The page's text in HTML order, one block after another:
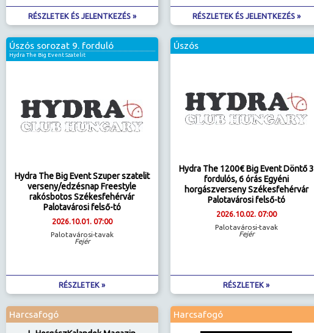
RÉSZLETEK ÉS JELENTKEZÉS » RÉSZLETEK ÉS JELENTKEZÉS »
Úszós sorozat 9. forduló
Hydra The Big Event Szatelit
Hydra The Big Event Szuper szatelit
verseny/edzésnap Freestyle
rakósbotos Székesfehérvár
Palotavárosi felső-tó
2026.10.01. 07:00
Palotavárosi-tavak
Fejér
RÉSZLETEK »
Úszós
Hydra The 1200€ Big Event Döntő 3
fordulós, 6 órás Egyéni
horgászverseny Székesfehérvár
Palotavárosi felső-tó
2026.10.02. 07:00
Palotavárosi-tavak
Fejér
RÉSZLETEK »
Harcsafogó Harcsafogó